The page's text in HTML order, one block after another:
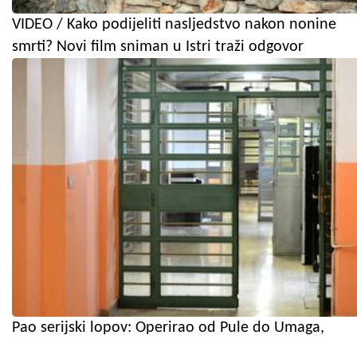
VIDEO / Kako podijeliti nasljedstvo nakon nonine
smrti? Novi film sniman u Istri traži odgovor
Pao serijski lopov: Operirao od Pule do Umaga,